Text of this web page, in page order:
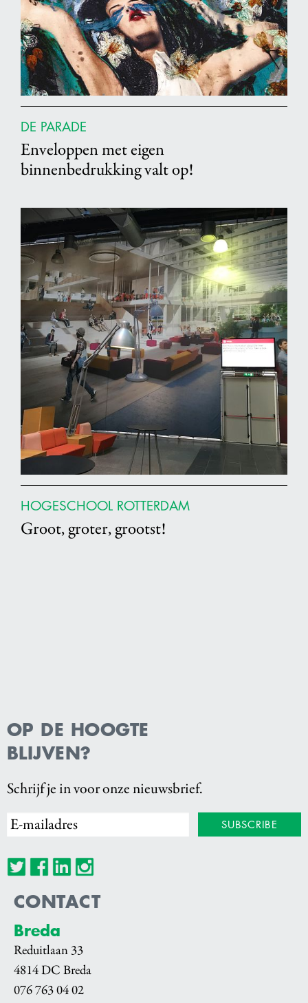
DE PARADE
Enveloppen met eigen
binnenbedrukking valt op!
HOGESCHOOL ROTTERDAM
Groot, groter, grootst!
OP DE HOOGTE
BLIJVEN?
Schrijf je in voor onze nieuwsbrief.
CONTACT
Breda
Reduitlaan 33
4814 DC Breda
076 763 04 02